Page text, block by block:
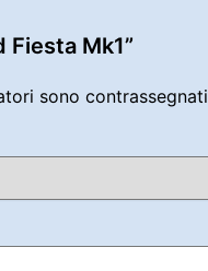
Mk1”
sono contrassegnati